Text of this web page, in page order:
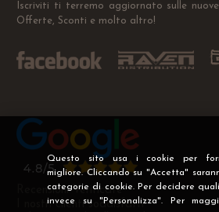
Questo sito usa i cookie per
migliore. Cliccando su "Accetta"
categorie di cookie. Per decidere
invece su "Personalizza". Per
Iscriviti ti terremo aggiornato sulle
Offerte, Sconti e molto altro!
Recensioni Verificate
I nostri clienti soddisfatti